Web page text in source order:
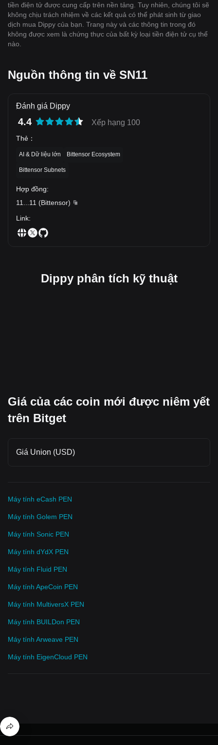
tiền điện tử được cung cấp trên nền tảng. Tuy nhiên, chúng tôi sẽ
không chịu trách nhiệm về các kết quả có thể phát sinh từ giao
dịch mua Dippy của bạn. Trang này và các thông tin trong đó
không được xem là chứng thực của bất kỳ loại tiền điện tử cụ thể
nào.
Nguồn thông tin về SN11
Đánh giá Dippy
4.4 Xếp hạng 100
Thẻ ：
AI & Dữ liệu lớn Bittensor Ecosystem
Bittensor Subnets
Hợp đồng:
11
11 (Bittensor)
Link:
Dippy phân tích kỹ thuật
Giá của các coin mới được niêm yết
trên Bitget
Giá Union (USD)
Máy tính eCash PEN
Máy tính Golem PEN
Máy tính Sonic PEN
Máy tính dYdX PEN
Máy tính Fluid PEN
Máy tính ApeCoin PEN
Máy tính MultiversX PEN
Máy tính BUILDon PEN
Máy tính Arweave PEN
Máy tính EigenCloud PEN